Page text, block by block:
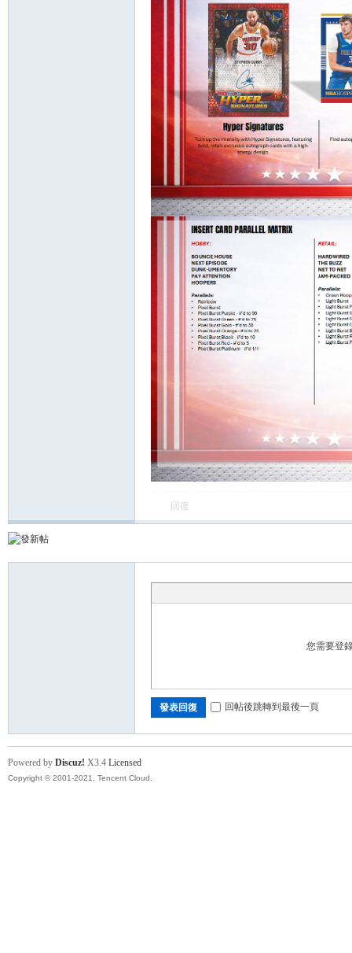
及
回復
您需要登
發表回復 回帖後跳轉到最後一頁
Powered by Discuz! X3.4 Licensed
Copyright © 2001-2021, Tencent Cloud.